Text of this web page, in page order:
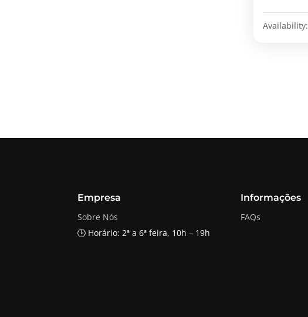
Availability:
Empresa
Sobre Nós
🕒 Horário: 2ª a 6ª feira, 10h – 19h
Informações
FAQs